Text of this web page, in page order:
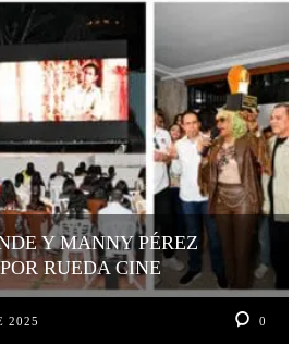
Y MANNY PÉREZ
RUEDA CINE
2025 0